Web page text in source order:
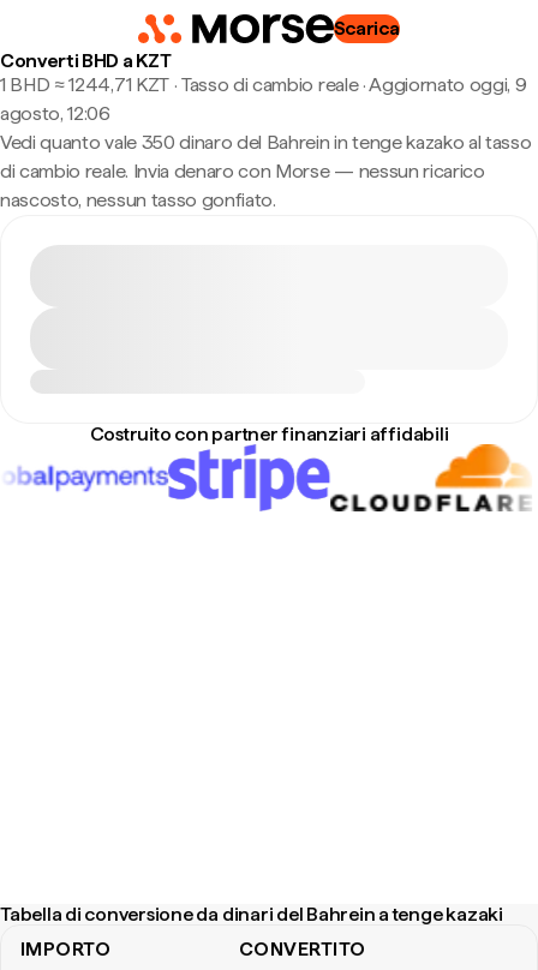
Scarica
Converti BHD a KZT
1 BHD ≈ 1244,71 KZT · Tasso di cambio reale·Aggiornato oggi, 9
agosto, 12:06
Vedi quanto vale 350 dinaro del Bahrein in tenge kazako al tasso
di cambio reale. Invia denaro con Morse — nessun ricarico
nascosto, nessun tasso gonfiato.
Costruito con partner finanziari affidabili
Tabella di conversione da dinari del Bahrein a tenge kazaki
IMPORTO CONVERTITO